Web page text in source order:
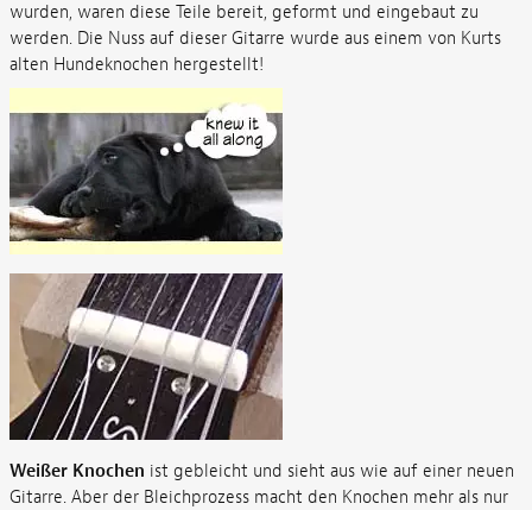
wurden, waren diese Teile bereit, geformt und eingebaut zu
werden. Die Nuss auf dieser Gitarre wurde aus einem von Kurts
alten Hundeknochen hergestellt!
Weißer Knochen ist gebleicht und sieht aus wie auf einer neuen
Gitarre. Aber der Bleichprozess macht den Knochen mehr als nur